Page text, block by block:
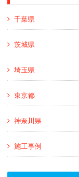
千葉県
茨城県
埼玉県
東京都
神奈川県
施工事例